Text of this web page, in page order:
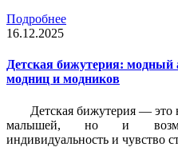
Подробнее
16.12.2025
Детская бижутерия: модный
модниц и модников
Детская бижутерия — это
малышей, но и
индивидуальность и чувство